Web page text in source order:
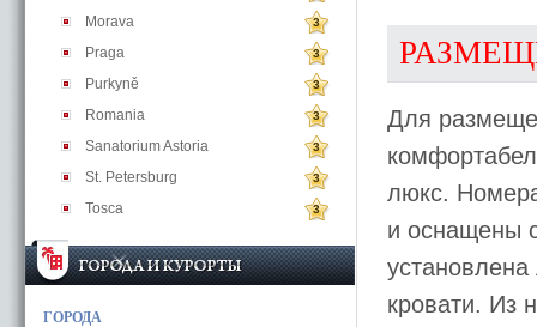
Morava 3
Praga 3
Purkyně 3
Romania 3
Sanatorium Astoria 3
St. Petersburg 3
Tosca 3
ГОРОДА
Для
люкс.
и оснащены
кровати. Из